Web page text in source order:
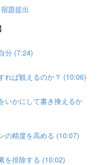
題提出
分 (7:24)
れば観えるのか？ (10:06)
いかにして書き換えるか
の精度を高める (10:07)
を排除する (10:02)